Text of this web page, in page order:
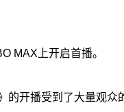
MAX上开启首播。
的开播受到了大量观